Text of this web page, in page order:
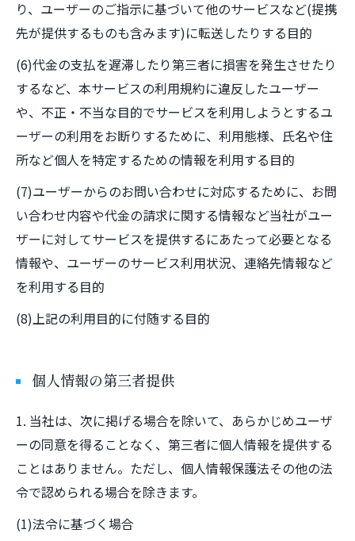
り、ユーザーのご指示に基づいて他のサービスなど(提携
先が提供するものも含みます)に転送したりする目的
(6)代金の支払を遅滞したり第三者に損害を発生させたり
するなど、本サービスの利用規約に違反したユーザー
や、不正・不当な目的でサービスを利用しようとするユ
ーザーの利用をお断りするために、利用態様、氏名や住
所など個人を特定するための情報を利用する目的
(7)ユーザーからのお問い合わせに対応するために、お問
い合わせ内容や代金の請求に関する情報など当社がユー
ザーに対してサービスを提供するにあたって必要となる
情報や、ユーザーのサービス利用状況、連絡先情報など
を利用する目的
(8)上記の利用目的に付随する目的
個人情報の第三者提供
1. 当社は、次に掲げる場合を除いて、あらかじめユーザ
ーの同意を得ることなく、第三者に個人情報を提供する
ことはありません。ただし、個人情報保護法その他の法
令で認められる場合を除きます。
(1)法令に基づく場合